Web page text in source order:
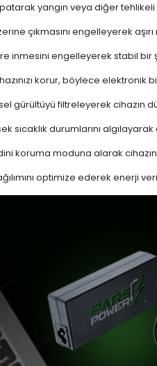
yangın veya diğer tehlikeli
çıkmasını engelleyerek aşırı
inmesini engelleyerek stabil bir
korur, böylece elektronik
gürültüyü filtreleyerek cihazın
sıcaklık durumlarını
koruma moduna alarak
optimize ederek enerji